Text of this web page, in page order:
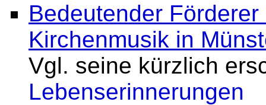
Bedeutender
Kirchenmusik in
Vgl. seine kürzlich
Lebenserinnerungen